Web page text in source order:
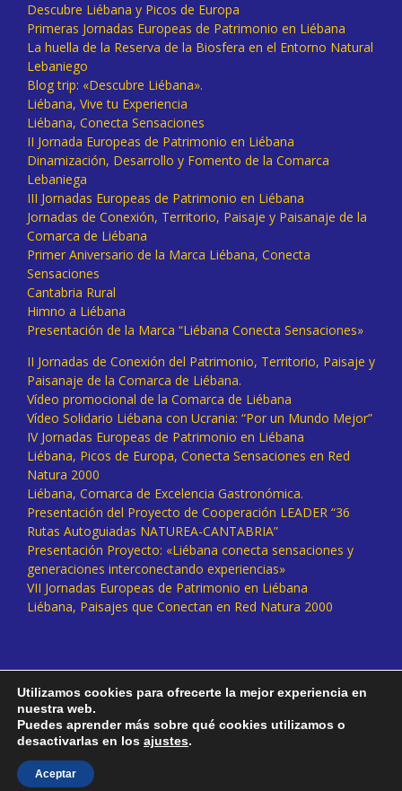
Descubre Liébana y Picos de Europa
Primeras Jornadas Europeas de Patrimonio en Liébana
La huella de la Reserva de la Biosfera en el Entorno Natural
Lebaniego
Blog trip: «Descubre Liébana».
Liébana, Vive tu Experiencia
Liébana, Conecta Sensaciones
II Jornada Europeas de Patrimonio en Liébana
Dinamización, Desarrollo y Fomento de la Comarca
Lebaniega
III Jornadas Europeas de Patrimonio en Liébana
Jornadas de Conexión, Territorio, Paisaje y Paisanaje de la
Comarca de Liébana
Primer Aniversario de la Marca Liébana, Conecta
Sensaciones
Cantabria Rural
Himno a Liébana
Presentación de la Marca “Liébana Conecta Sensaciones»
II Jornadas de Conexión del Patrimonio, Territorio, Paisaje y
Paisanaje de la Comarca de Liébana.
Vídeo promocional de la Comarca de Liébana
Vídeo Solidario Liébana con Ucrania: “Por un Mundo Mejor”
IV Jornadas Europeas de Patrimonio en Liébana
Liébana, Picos de Europa, Conecta Sensaciones en Red
Natura 2000
Liébana, Comarca de Excelencia Gastronómica.
Presentación del Proyecto de Cooperación LEADER “36
Rutas Autoguiadas NATUREA-CANTABRIA”
Presentación Proyecto: «Liébana conecta sensaciones y
generaciones interconectando experiencias»
VII Jornadas Europeas de Patrimonio en Liébana
Liébana, Paisajes que Conectan en Red Natura 2000
Utilizamos cookies para ofrecerte la mejor experiencia en
nuestra web.
Puedes aprender más sobre qué cookies utilizamos o
desactivarlas en los ajustes.
Aceptar